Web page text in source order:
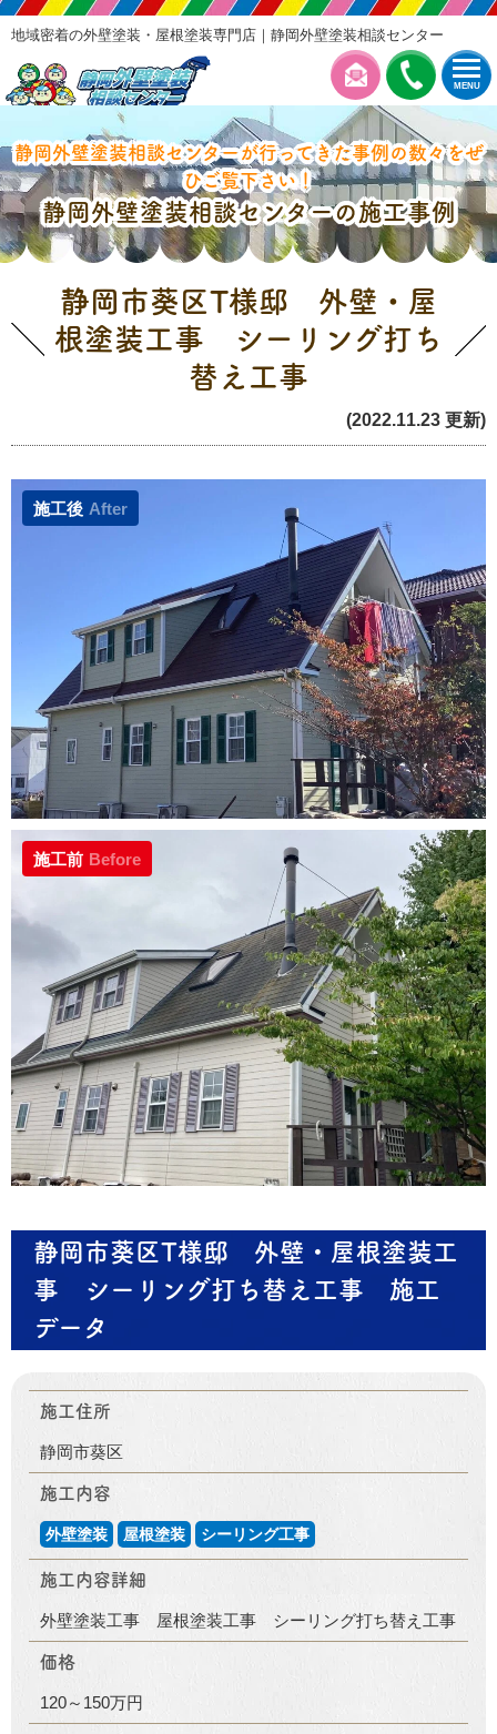
MENU
地域密着の外壁塗装・屋根塗装専門店｜静岡外壁塗装相談センター
静岡外壁塗装相談センターが行ってきた事例の数々をぜ
ひご覧下さい！
静岡外壁塗装相談センターの施工事例
静岡市葵区T様邸 外壁・屋
根塗装工事 シーリング打ち
替え工事
(2022.11.23 更新)
施工後 After
施工前 Before
静岡市葵区T様邸 外壁・屋根塗装工
事 シーリング打ち替え工事 施工
データ
施工住所
静岡市葵区
施工内容
外壁塗装 屋根塗装 シーリング工事
施工内容詳細
外壁塗装工事 屋根塗装工事 シーリング打ち替え工事
価格
120～150万円